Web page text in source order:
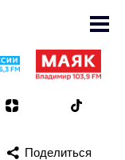
Поделиться